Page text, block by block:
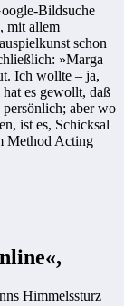
Bildsuche
mit allem
schon
»Marga
Ich wollte – ja,
es gewollt, daß
aber wo
ist es, Schicksal
Method Acting
Himmelssturz